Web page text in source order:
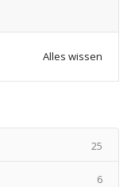
Alles wissen
25
6